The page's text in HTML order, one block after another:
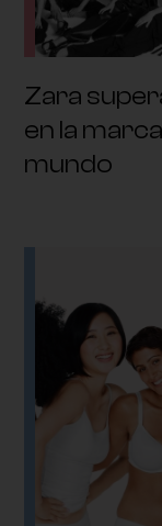
Zara
en la
mundo